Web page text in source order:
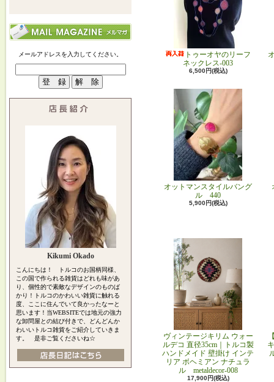
メールアドレスを入力してください。
Kikumi Okado
こんにちは！ トルコのお国柄同様、
この国で作られる雑貨はどれも味があ
り、個性的で素敵なデザインのものば
かり！トルコのかわいい雑貨に触れる
度、ここに住んでいて良かったなーと
思います！当WEBSITEでは地元の強力
な卸問屋との結び付きで、どんどんか
わいいトルコ雑貨をご紹介していきま
す。 是非ご覧くださいね☆
トゥーオヤのリーフ
ネックレス-003
6,500円(税込)
オットマンスタイルバング
ル 440
5,900円(税込)
ヴィンテージキリム ウォー
ルデコ 直径35cm｜トルコ製
ハンドメイド 壁掛け インテ
リア ボヘミアン ナチュラ
ル metaldecor-008
17,900円(税込)